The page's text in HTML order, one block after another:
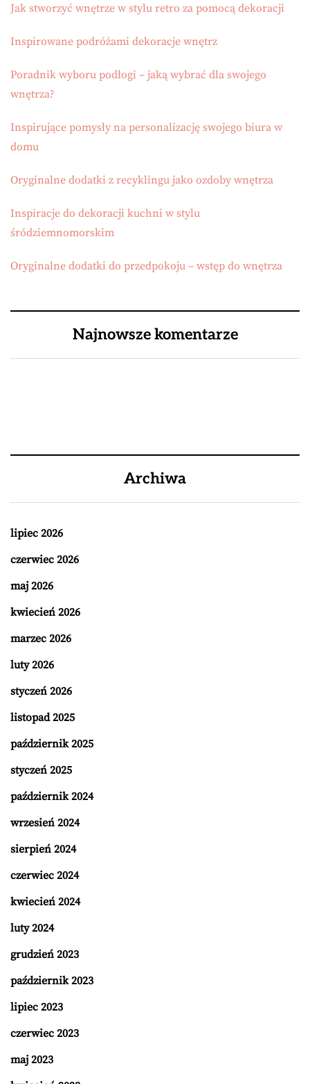
Jak stworzyć wnętrze w stylu retro za pomocą dekoracji
Inspirowane podróżami dekoracje wnętrz
Poradnik wyboru podłogi – jaką wybrać dla swojego
wnętrza?
Inspirujące pomysły na personalizację swojego biura w
domu
Oryginalne dodatki z recyklingu jako ozdoby wnętrza
Inspiracje do dekoracji kuchni w stylu
śródziemnomorskim
Oryginalne dodatki do przedpokoju – wstęp do wnętrza
Najnowsze komentarze
Archiwa
lipiec 2026
czerwiec 2026
maj 2026
kwiecień 2026
marzec 2026
luty 2026
styczeń 2026
listopad 2025
październik 2025
styczeń 2025
październik 2024
wrzesień 2024
sierpień 2024
czerwiec 2024
kwiecień 2024
luty 2024
grudzień 2023
październik 2023
lipiec 2023
czerwiec 2023
maj 2023